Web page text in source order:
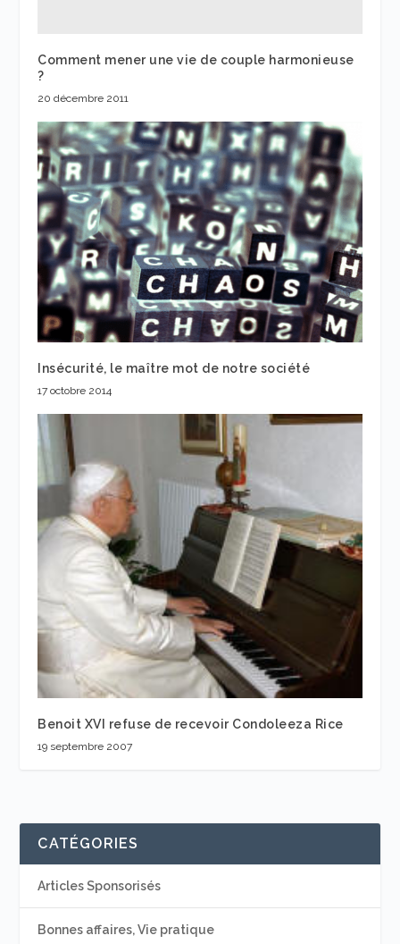
Comment mener une vie de couple harmonieuse
?
20 décembre 2011
Insécurité, le maître mot de notre société
17 octobre 2014
Benoit XVI refuse de recevoir Condoleeza Rice
19 septembre 2007
CATÉGORIES
Articles Sponsorisés
Bonnes affaires, Vie pratique